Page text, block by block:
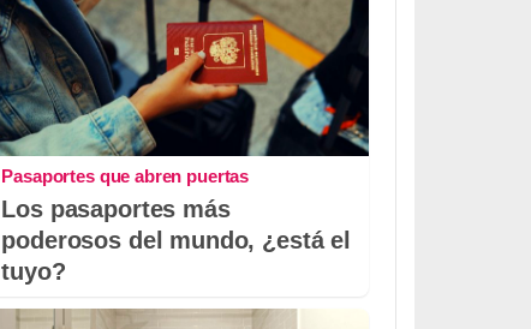
Pasaportes que abren puertas
Los pasaportes más
poderosos del mundo, ¿está el
tuyo?